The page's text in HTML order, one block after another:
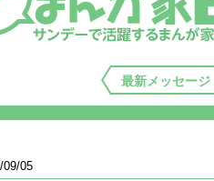
最新メッセージ
09/05